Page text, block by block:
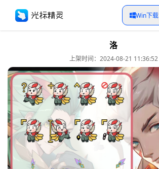
Win下载
洛
上架时间：2024-08-21 11:36:52